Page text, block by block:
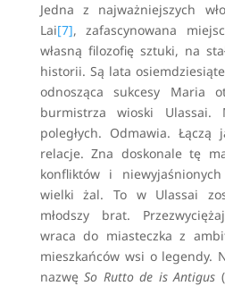
Jedna z najważniejszych
Lai[7], zafascynowana
własną filozofię sztuki, na
historii. Są lata
odnosząca sukcesy Maria
burmistrza wioski Ulassai.
poległych. Odmawia.
relacje. Zna doskonale tę
konfliktów i
wielki żal. To w Ulassai
młodszy brat.
wraca do miasteczka z
mieszkańców wsi o legendy.
nazwęSo Rutto de is Antigus